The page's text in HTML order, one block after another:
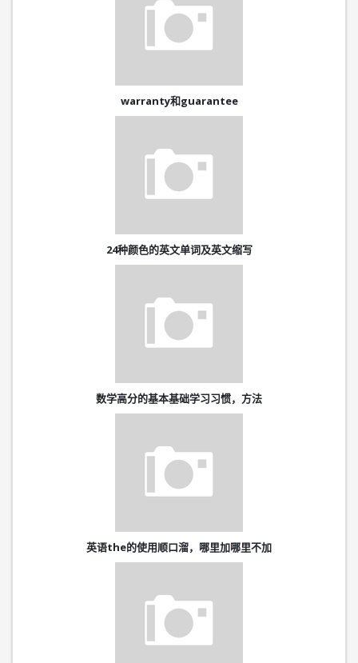
warranty和guarantee
24种颜色的英文单词及英文缩写
数学高分的基本基础学习习惯，方法
英语the的使用顺口溜，哪里加哪里不加